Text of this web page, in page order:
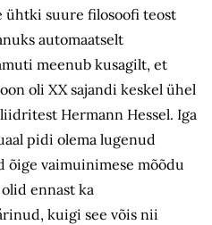
ühtki suure filosoofi teost
automaatselt
meenub kusagilt, et
oli XX sajandi keskel ühel
Hermann Hessel. Iga
pidi olema lugenud
õige vaimuinimese mõõdu
ennast ka
kuigi see võis nii